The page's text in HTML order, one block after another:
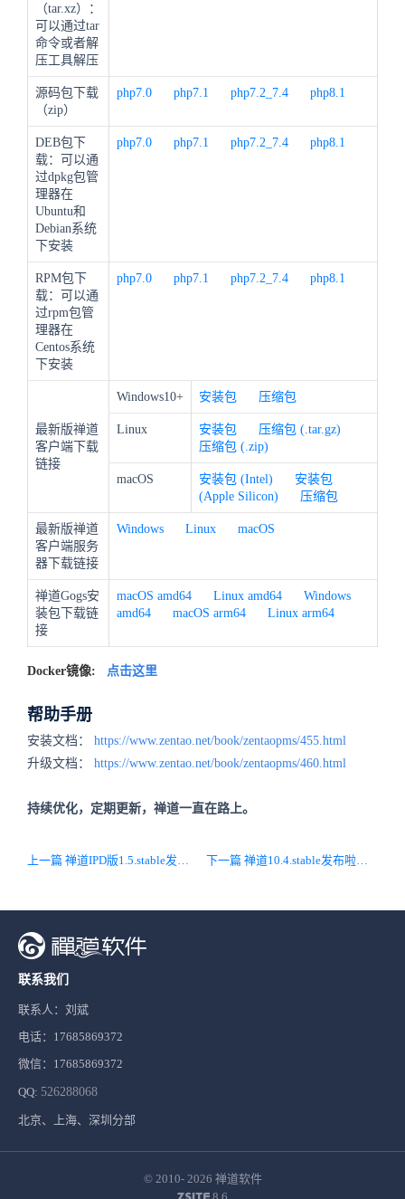
（tar.xz）：
可以通过tar
命令或者解
压工具解压
源码包下载
（zip）
php7.0 php7.1 php7.2_7.4 php8.1
DEB包下
载：可以通
过dpkg包管
理器在
Ubuntu和
Debian系统
下安装
php7.0 php7.1 php7.2_7.4 php8.1
RPM包下
载：可以通
过rpm包管
理器在
Centos系统
下安装
php7.0 php7.1 php7.2_7.4 php8.1
最新版禅道
客户端下载
链接
Windows10+ 安装包 压缩包
Linux 安装包
压缩包 (.tar.gz)
压缩包 (.zip)
macOS 安装包 (Intel)
安装包
(Apple Silicon)
压缩包
最新版禅道
客户端服务
器下载链接
Windows Linux macOS
禅道Gogs安
装包下载链
接
macOS amd64 Linux amd64
Windows
amd64
macOS arm64 Linux arm64
Docker镜像: 点击这里
帮助手册
安装文档： https://www.zentao.net/book/zentaopms/455.html
升级文档： https://www.zentao.net/book/zentaopms/460.html
持续优化，定期更新，禅道一直在路上。
上一篇 禅道IPD版1.5.stable发布啦，深度兼容达梦数据库，优化核心页面性能，修复Bug 下一篇 禅道10.4.stable发布啦，BI新增多个内置度量项，客户端全面升级音视频会议功能和技术框架
联系我们
联系人：刘斌
电话：17685869372
微信：17685869372
QQ: 526288068
北京、上海、深圳分部
© 2010- 2026 禅道软件